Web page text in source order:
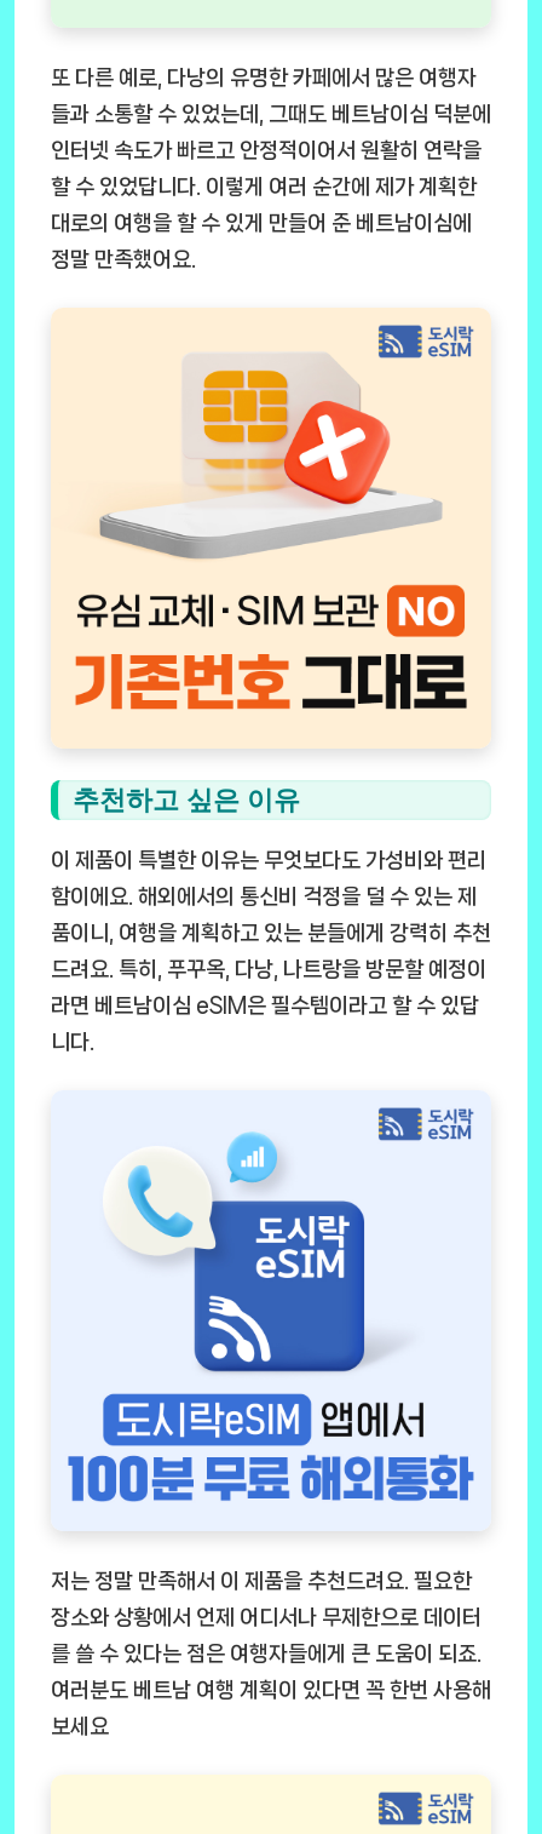
또 다른 예로, 다낭의 유명한 카페에서 많은 여행자
들과 소통할 수 있었는데, 그때도 베트남이심 덕분에
인터넷 속도가 빠르고 안정적이어서 원활히 연락을
할 수 있었답니다. 이렇게 여러 순간에 제가 계획한
대로의 여행을 할 수 있게 만들어 준 베트남이심에
정말 만족했어요.
추천하고 싶은 이유
이 제품이 특별한 이유는 무엇보다도 가성비와 편리
함이에요. 해외에서의 통신비 걱정을 덜 수 있는 제
품이니, 여행을 계획하고 있는 분들에게 강력히 추천
드려요. 특히, 푸꾸옥, 다낭, 나트랑을 방문할 예정이
라면 베트남이심 eSIM은 필수템이라고 할 수 있답
니다.
저는 정말 만족해서 이 제품을 추천드려요. 필요한
장소와 상황에서 언제 어디서나 무제한으로 데이터
를 쓸 수 있다는 점은 여행자들에게 큰 도움이 되죠.
여러분도 베트남 여행 계획이 있다면 꼭 한번 사용해
보세요